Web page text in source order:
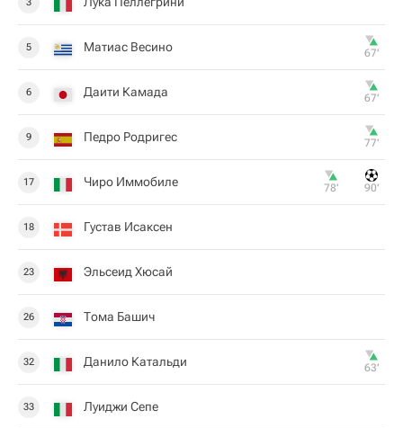
5 Матиас Весино 67‎’‎
6 Даити Камада 67‎’‎
9 Педро Родригес 77‎’‎
17 Чиро Иммобиле 78‎’‎ 90‎’‎
18 Густав Исаксен
23 Эльсеид Хюсай
26 Тома Башич
32 Данило Катальди 63‎’‎
33 Луиджи Сепе